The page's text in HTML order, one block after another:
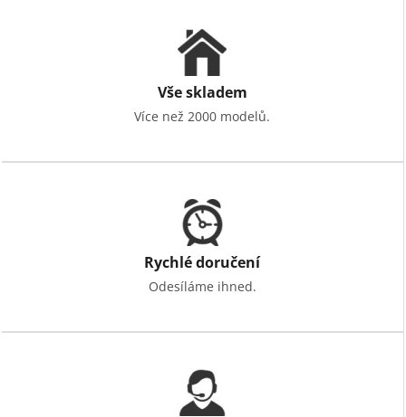
Vše skladem
Více než 2000 modelů.
Rychlé doručení
Odesíláme ihned.